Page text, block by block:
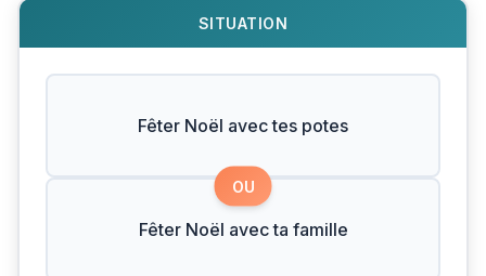
SITUATION
Fêter Noël avec tes potes
OU
Fêter Noël avec ta famille